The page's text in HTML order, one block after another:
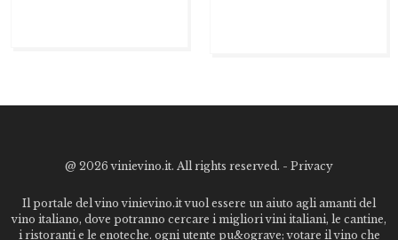
@ 2026 vinievino.it. All rights reserved. - Privacy
Il portale del vino vinievino.it vuol essere un aiuto agli amanti del
vino italiano, dove potranno cercare i migliori vini italiani, le cantine,
i ristoranti e le enoteche. ogni utente pu&ograve; votare il vino che